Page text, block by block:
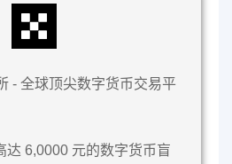
- 全球顶尖数字货币交易平
达 6,0000 元的数字货币盲